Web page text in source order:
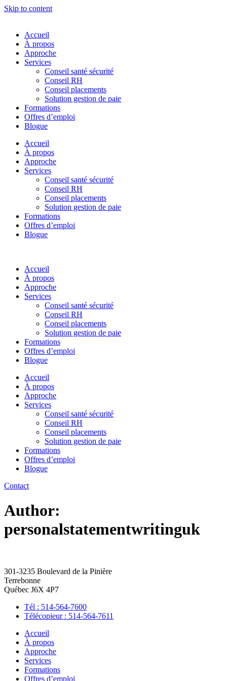
Skip to content
Accueil
À propos
Approche
Services
Conseil santé sécurité
Conseil RH
Conseil placements
Solution gestion de paie
Formations
Offres d’emploi
Blogue
Accueil
À propos
Approche
Services
Conseil santé sécurité
Conseil RH
Conseil placements
Solution gestion de paie
Formations
Offres d’emploi
Blogue
Accueil
À propos
Approche
Services
Conseil santé sécurité
Conseil RH
Conseil placements
Solution gestion de paie
Formations
Offres d’emploi
Blogue
Accueil
À propos
Approche
Services
Conseil santé sécurité
Conseil RH
Conseil placements
Solution gestion de paie
Formations
Offres d’emploi
Blogue
Contact
Author:
personalstatementwritinguk
301-3235 Boulevard de la Pinière
Terrebonne
Québec J6X 4P7
Tél : 514-564-7600
Télécopieur : 514-564-7611
Accueil
À propos
Approche
Services
Formations
Offres d’emploi